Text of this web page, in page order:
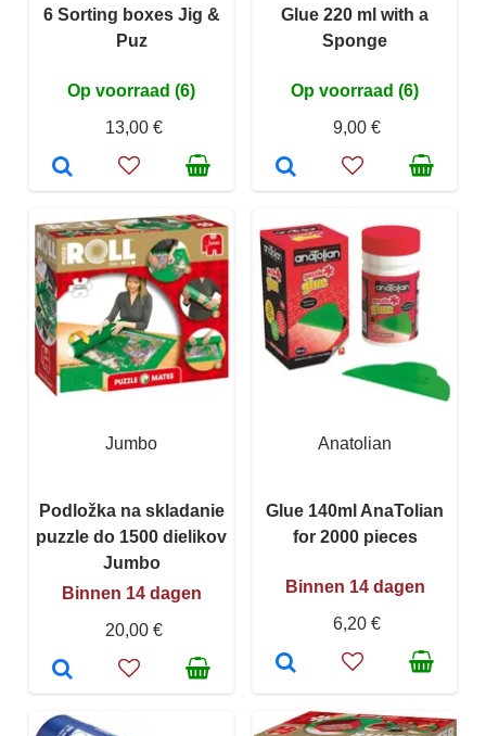
6 Sorting boxes Jig &
Puz
Op voorraad (6)
13,00 €
Glue 220 ml with a
Sponge
Op voorraad (6)
9,00 €
Jumbo
Podložka na skladanie
puzzle do 1500 dielikov
Jumbo
Binnen 14 dagen
20,00 €
Anatolian
Glue 140ml AnaTolian
for 2000 pieces
Binnen 14 dagen
6,20 €